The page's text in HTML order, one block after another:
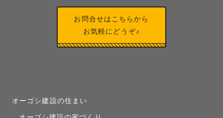
お問合せはこちらから
お気軽にどうぞ♪
オーゴシ建設の住まい